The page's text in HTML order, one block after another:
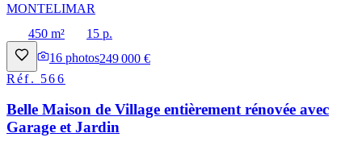
MONTELIMAR
450 m²
15 p.
16 photos249 000 €
Réf. 566
Belle Maison de Village entièrement rénovée avec
Garage et Jardin